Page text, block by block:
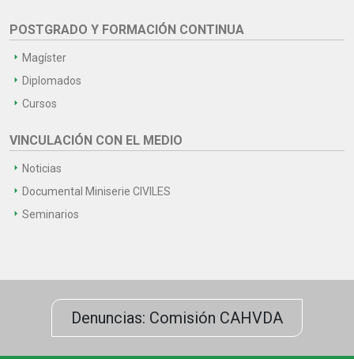
POSTGRADO Y FORMACIÓN CONTINUA
Magíster
Diplomados
Cursos
VINCULACIÓN CON EL MEDIO
Noticias
Documental Miniserie CIVILES
Seminarios
Denuncias: Comisión CAHVDA